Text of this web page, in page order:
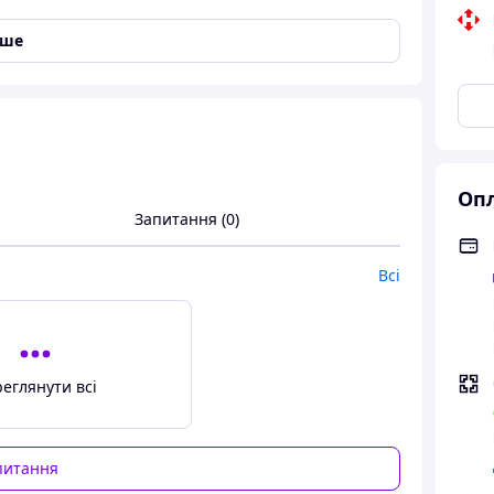
Румбокс з Підсвіткою
та таємниць.
оживають у процесі збірки.
Запитання (0)
Всі
всі